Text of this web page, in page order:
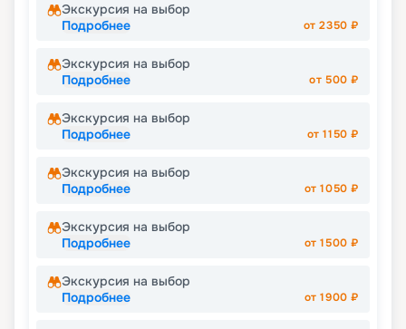
Экскурсия на выбор
Подробнее
от2350 ₽
Экскурсия на выбор
Подробнее
от 500 ₽
Экскурсия на выбор
Подробнее
от1150 ₽
Экскурсия на выбор
Подробнее
от1050 ₽
Экскурсия на выбор
Подробнее
от1500 ₽
Экскурсия на выбор
Подробнее
от1900 ₽